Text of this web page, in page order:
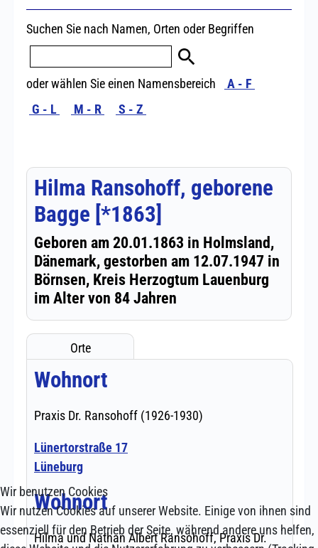
Wir benutzen Cookies
Wir nutzen Cookies auf unserer Website. Einige von ihnen sind
essenziell für den Betrieb der Seite, während andere uns helfen,